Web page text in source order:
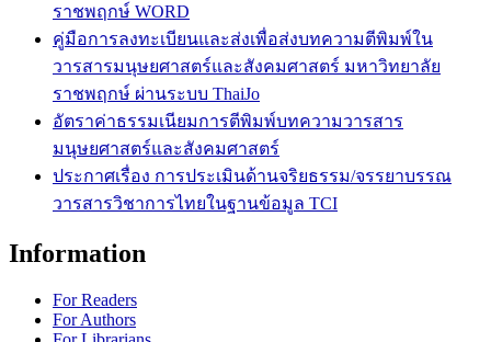
ราชพฤกษ์ WORD
คู่มือการลงทะเบียนและส่งเพื่อส่งบทความตีพิมพ์ใน
วารสารมนุษยศาสตร์และสังคมศาสตร์ มหาวิทยาลัย
ราชพฤกษ์ ผ่านระบบ ThaiJo
อัตราค่าธรรมเนียมการตีพิมพ์บทความวารสาร
มนุษยศาสตร์และสังคมศาสตร์
ประกาศเรื่อง การประเมินด้านจริยธรรม/จรรยาบรรณ
วารสารวิชาการไทยในฐานข้อมูล TCI
Information
For Readers
For Authors